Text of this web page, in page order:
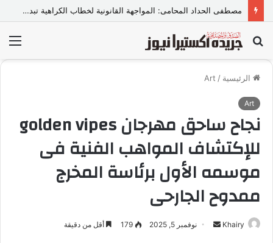
مصطفى الحداد المحامى: المواجهة القانونية لخطاب الكراهية تبدأ بتشريع واضح ووعي مجتمعي
بحث
عن
الرئيسية /
Art
Art
نجاح ساحق مهرجان golden vipes
للإكتشاف المواهب الفنية فى
موسمه الأول برئاسة المخرج
ممدوح الجارحى
Khairy نوفمبر 5, 2025 179 أقل من دقيقة